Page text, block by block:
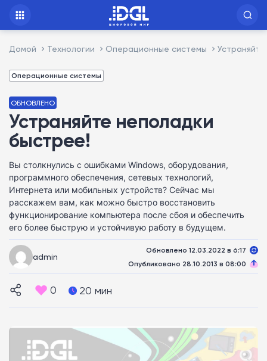
Домой Технологии Операционные системы
Операционные системы
ОБНОВЛЕНО
Устраняйте неполадки
быстрее!
Вы столкнулись с ошибками Windows, оборудования,
программного обеспечения, сетевых технологий,
Интернета или мобильных устройств? Сейчас мы
расскажем вам, как можно быстро восстановить
функционирование компьютера после сбоя и обеспечить
его более быструю и устойчивую работу в будущем.
admin
Обновлено 12.03.2022 в 6:17
Опубликовано 28.10.2013 в 08:00
0 20 мин